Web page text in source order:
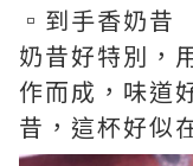
▫️到手香奶昔
奶昔好特別，
作而成，味道
昔，這杯好似